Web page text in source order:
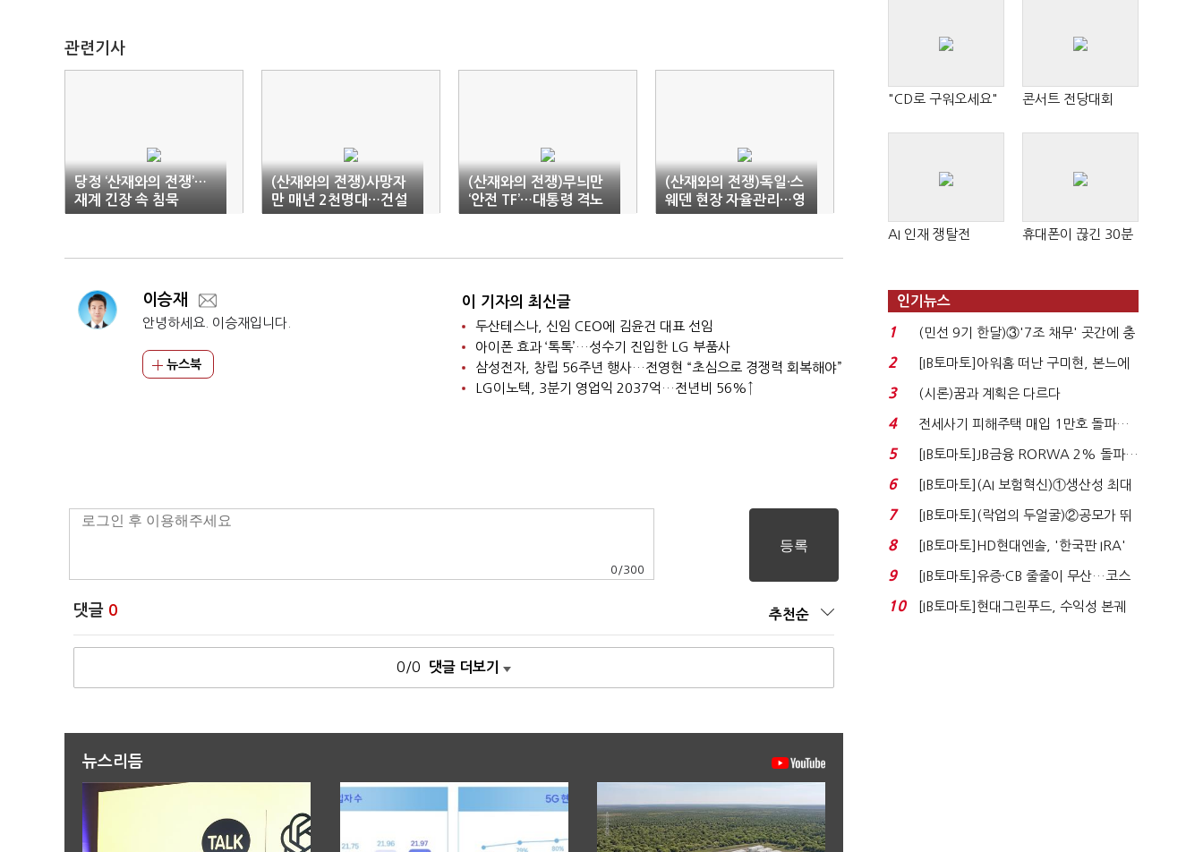
관련기사
당정 ‘산재와의 전쟁’…
재계 긴장 속 침묵
(산재와의 전쟁)사망자
만 매년 2천명대…건설
현장서 60대 이상 가장
(산재와의 전쟁)무늬만
‘안전 TF’…대통령 격노
에 포스코 ‘전전긍긍’
(산재와의 전쟁)독일·스
웨덴 현장 자율관리…영
국은 처벌 위주
이승재
안녕하세요. 이승재입니다.
뉴스북
이 기자의 최신글
두산테스나, 신임 CEO에 김윤건 대표 선임
아이폰 효과 ‘톡톡’…성수기 진입한 LG 부품사
삼성전자, 창립 56주년 행사…전영현 “초심으로 경쟁력 회복해야”
LG이노텍, 3분기 영업익 2037억…전년비 56%↑
0 /300
댓글 0 추천순
0/0 댓글 더보기
뉴스리듬
"CD로 구워오세요" 콘서트 전당대회
AI 인재 쟁탈전 휴대폰이 끊긴 30분
인기뉴스
1
(민선 9기 한달)③'7조 채무' 곳간에 충
격…추미애, 20년...
2
[IB토마토]아워홈 떠난 구미현, 본느에
340억 베팅…가...
3 (시론)꿈과 계획은 다르다
4
전세사기 피해주택 매입 1만호 돌파…
누적 피해자 4만2...
5
[IB토마토]JB금융 RORWA 2% 돌파…
실적 견인은 은행 ...
6
[IB토마토](AI 보험혁신)①생산성 최대
80% 개선…현실...
7
[IB토마토](락업의 두얼굴)②공모가 뛰
자 첫날 매도…FI ...
8
[IB토마토]HD현대엔솔, '한국판 IRA'
수혜 부상…세액공...
9
[IB토마토]유증·CB 줄줄이 무산…코스
닥 벌점 급증에 ...
10
[IB토마토]현대그린푸드, 수익성 본궤